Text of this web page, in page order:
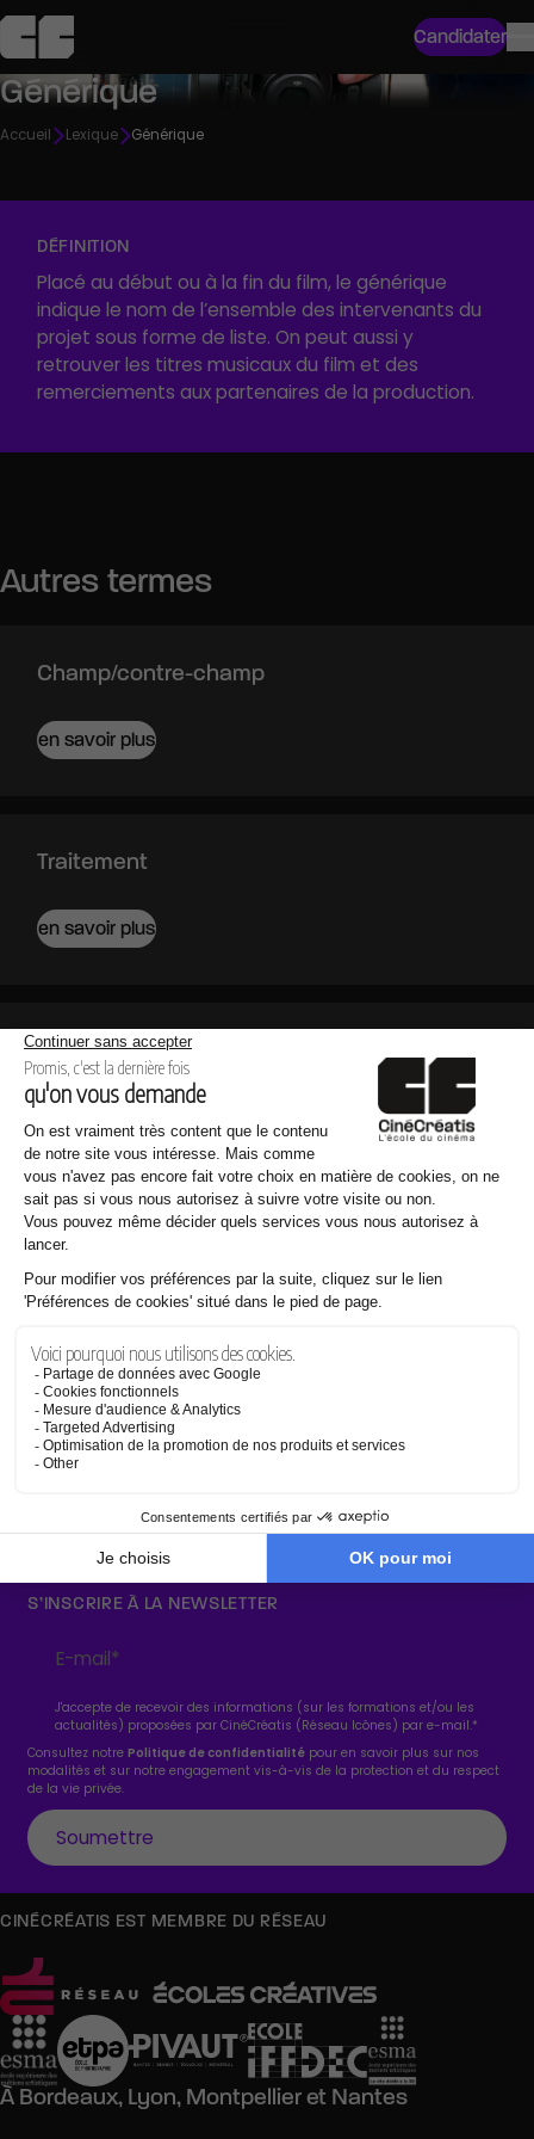
Candidater
Générique
Accueil Lexique Générique
DÉFINITION
Placé au début ou à la fin du film, le générique
indique le nom de l’ensemble des intervenants du
projet sous forme de liste. On peut aussi y
retrouver les titres musicaux du film et des
remerciements aux partenaires de la production.
Autres termes
Champ/contre-champ
en savoir plus
Traitement
en savoir plus
Contraste
Effets spéciaux
en savoir plus
Établissement d'enseignement supérieur technique privé
Français
S’INSCRIRE À LA NEWSLETTER
J'accepte de recevoir des informations (sur les formations et/ou les
actualités) proposées par CinéCréatis (Réseau Icônes) par e-mail.*
Consultez notrePolitique de confidentialité pour en savoir plus sur nos
modalités et sur notre engagement vis-à-vis de la protection et du respect
de la vie privée.
CINÉCRÉATIS EST MEMBRE DU RÉSEAU
À Bordeaux, Lyon, Montpellieret Nantes